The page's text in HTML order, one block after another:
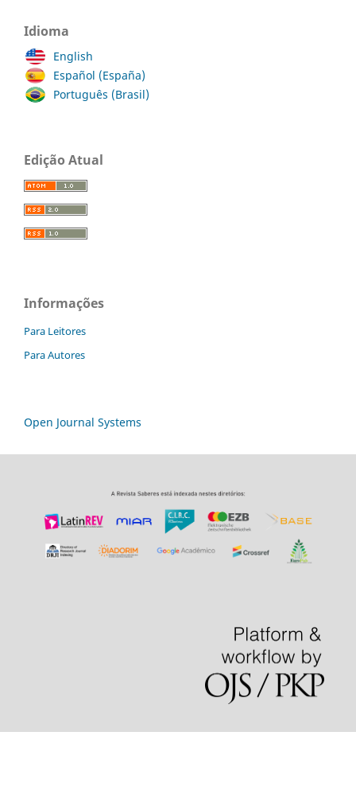
Idioma
English
Español (España)
Português (Brasil)
Edição Atual
Informações
Para Leitores
Para Autores
Open Journal Systems